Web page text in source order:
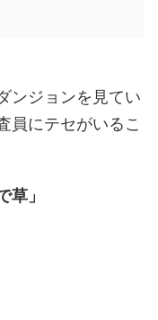
ンジョンを見てい
員にテセがいるこ
草」